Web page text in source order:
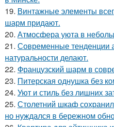
19. Винтажные элементы
шарм придают.
20. Атмосфера уюта в
21. Современные тенденции
натуральности делают.
22. Французский шарм в
23. Питерская однушка без
24. Уют и стиль без лишних
25. Столетний шкаф
но нуждался в бережном